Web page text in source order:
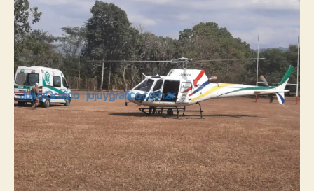
de
Valle
al
Orías